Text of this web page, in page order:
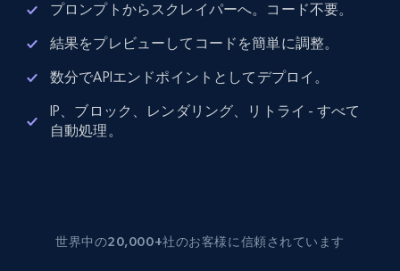
プロンプトからスクレイパーへ。コード不要。
結果をプレビューしてコードを簡単に調整。
数分でAPIエンドポイントとしてデプロイ。
IP、ブロック、レンダリング、リトライ - すべて
自動処理。
世界中の20,000+社のお客様に信頼されています